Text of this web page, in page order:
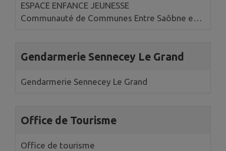
ESPACE ENFANCE JEUNESSE
Communauté de Communes Entre Saôbne et
Gendarmerie Sennecey Le Grand
Gendarmerie Sennecey Le Grand
Office de Tourisme
Office de tourisme